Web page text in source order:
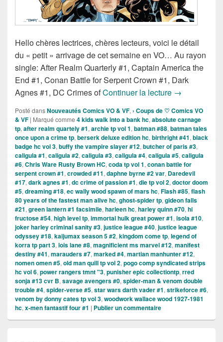
Hello chères lectrices, chères lecteurs, voici le détail
du « petit » arrivage de cet semaine en VO… Au rayon
single: After Realm Quarterly #1, Captain America the
End #1, Conan Battle for Serpent Crown #1, Dark
Agnes #1, DC Crimes ofContinuer la lecture Sortie des
→
Posté dansNouveautés Comics VO & VF, › Coups de ♡ Comics VO
& VF | Marqué comme 4 kids walk into a bank hc, absolute carnage
tp, after realm quartely #1, archie tp vol 1, batman #88, batman tales
once upon a crime tp, berserk deluxe edition hc, birthright #41, black
badge hc vol 3, buffy the vampire slayer #12, butcher of paris #3,
caligula #1, caligula #2, caligula #3, caligula #4, caligula #5, caligula
#6, Chris Ware Rusty Brown HC, coda tp vol 1, conan battle for
serpent crown #1, crowded #11, daphne byrne #2 var, Daredevil
#17, dark agnes #1, dc crime of passion #1, die tp vol 2, doctor doom
#5, dreaming #18, ec wally wood spawn of mars hc, Flash #85, flash
80 years of the fastest man alive hc, ghost-spider tp, gideon falls
#21, green lantern #1 facsimile, harleen hc, harley quinn #70, hi
fructose #54, high level tp, immortal hulk great power #1, isola #10,
joker harley criminal sanity #3, justice league #40, justice league
odyssey #18, kaijumax season 5 #2, kingdom come tp, legend of
korra tp part 3, lois lane #8, magnificient ms marvel #12, manifest
destiny #41, marauders #7, marked #4, martian manhunter #12,
nomen omen #5, old man quill tp vol 2, pogo comp syndicated strips
hc vol 6, power rangers tmnt "3, punisher epic collectiontp, rred
sonja #13 cvr B, savage avengers #0, spider-man & venom double
trouble #4, spider-verse #5, star wars darth vader #1, strikeforce #6,
venom by donny cates tp vol 3, woodwork wallace wood 1927-1981
hc, x-men fantastif four #1 | Publier un commentaire